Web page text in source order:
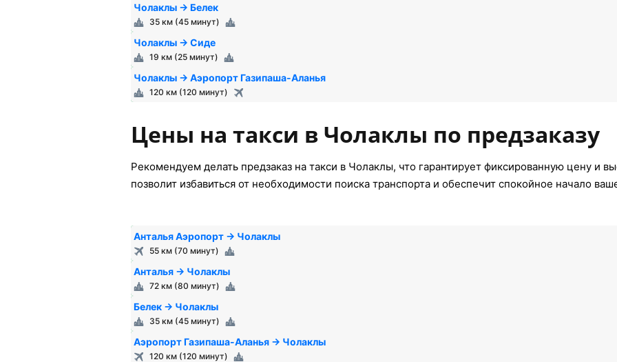
Чолаклы → Белек
35 км (45 минут)
Чолаклы → Сиде
19 км (25 минут)
Чолаклы → Аэропорт Газипаша-Аланья
120 км (120 минут)
Цены на такси в Чолаклы по предзаказу
Рекомендуем делать предзаказ на такси в Чолаклы, что гарантирует фиксированную цену и
позволит избавиться от необходимости поиска транспорта и обеспечит спокойное начало
Анталья Аэропорт → Чолаклы
55 км (70 минут)
Анталья → Чолаклы
72 км (80 минут)
Белек → Чолаклы
35 км (45 минут)
Аэропорт Газипаша-Аланья → Чолаклы
120 км (120 минут)